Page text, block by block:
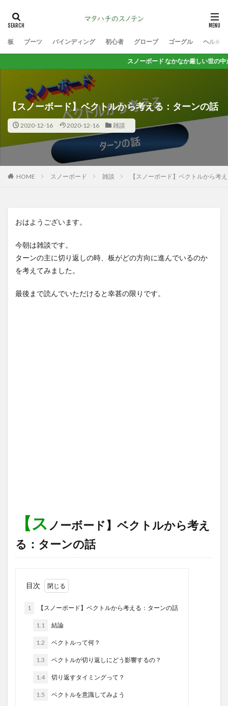
板 ブーツ バインディング 初心者 グローブ ゴーグル ヘルメ
スノーボード なかなか厳しい世の中だけど 思
【スノーボード】ベクトルから考える：ターンの話
2020-12-16 2020-12-16 雑談
HOME スノーボード 雑談 【スノーボード】ベクトルから考
おはようございます。
今朝は雑談です。
ターンの主に切り返しの時、板がどの方向に進んでいるのか
を考えてみました。
最後まで読んでいただけると幸甚の限りです。
【ス ノーボード】ベクトルから考え
る：ターンの話
目次
1 【スノーボード】ベクトルから考える：ターンの話
1.1 結論
1.2 ベクトルって何？
1.3 ベクトルが切り返しにどう影響するの？
1.4 切り返すタイミングって？
1.5 ベクトルを意識してみよう